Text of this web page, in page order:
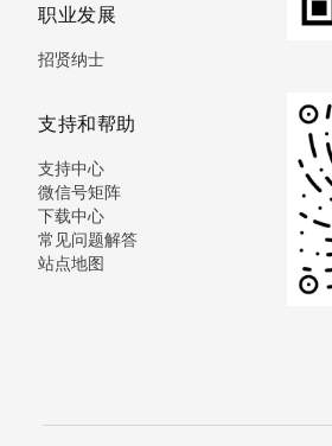
职业发展
招贤纳士
支持和帮助
支持中心
微信号矩阵
下载中心
常见问题解答
站点地图